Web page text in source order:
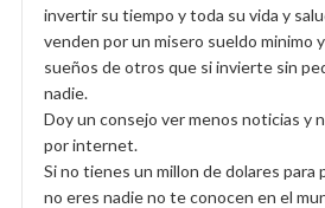
invertir su tiempo y toda su vida y
venden por un misero sueldo minimo
sueños de otros que si invierte sin
nadie.
Doy un consejo ver menos noticias y
por internet.
Si no tienes un millon de dolares para
no eres nadie no te conocen en el